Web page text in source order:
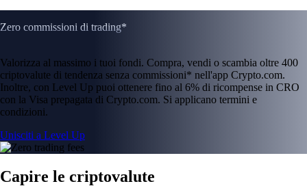
Zero commissioni di trading*
Valorizza al massimo i tuoi fondi. Compra, vendi o scambia oltre 400
criptovalute di tendenza senza commissioni* nell'app Crypto.com.
Inoltre, con Level Up puoi ottenere fino al 6% di ricompense in CRO
con la Visa prepagata di Crypto.com. Si applicano termini e
condizioni.
Unisciti a Level Up
Capire le criptovalute